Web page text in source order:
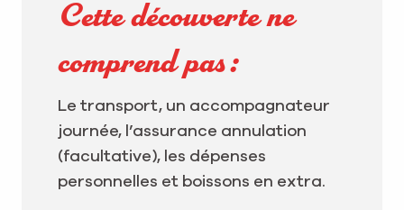
Cette découverte ne
comprend pas :
Le transport, un accompagnateur
journée, l’assurance annulation
(facultative), les dépenses
personnelles et boissons en extra.